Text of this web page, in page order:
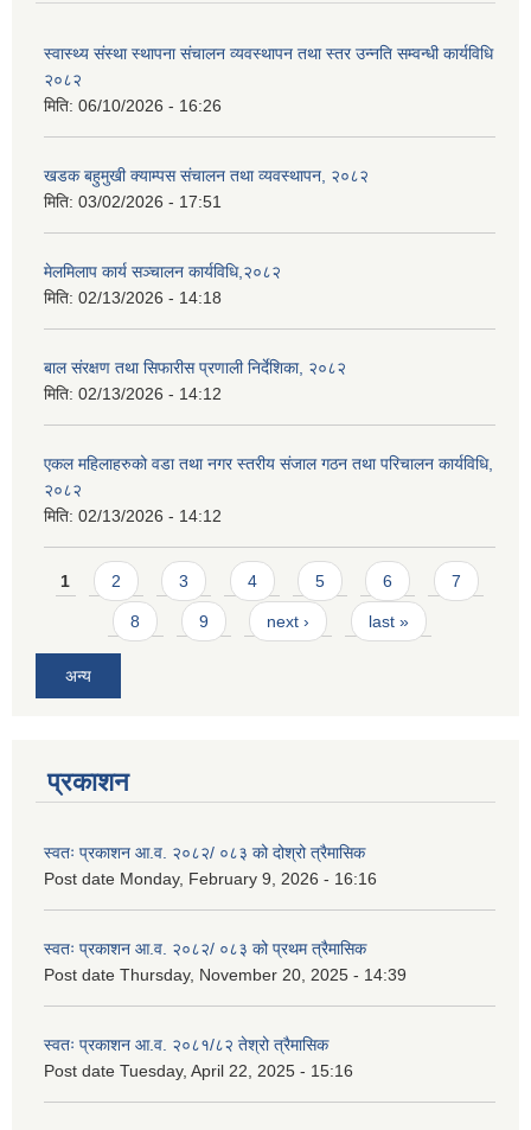
स्वास्थ्य संस्था स्थापना संचालन व्यवस्थापन तथा स्तर उन्नति सम्वन्धी कार्यविधि
२०८२
मिति: 06/10/2026 - 16:26
खडक बहुमुखी क्याम्पस संचालन तथा व्यवस्थापन, २०८२
मिति: 03/02/2026 - 17:51
मेलमिलाप कार्य सञ्चालन कार्यविधि,२०८२
मिति: 02/13/2026 - 14:18
बाल संरक्षण तथा सिफारीस प्रणाली निर्देशिका, २०८२
मिति: 02/13/2026 - 14:12
एकल महिलाहरुको वडा तथा नगर स्तरीय संजाल गठन तथा परिचालन कार्यविधि,
२०८२
मिति: 02/13/2026 - 14:12
Pages
1 2 3 4 5 6 7
8 9 next › last »
अन्य
प्रकाशन
स्वतः प्रकाशन आ.व. २०८२/ ०८३ को दोश्रो त्रैमासिक
Post date Monday, February 9, 2026 - 16:16
स्वतः प्रकाशन आ.व. २०८२/ ०८३ को प्रथम त्रैमासिक
Post date Thursday, November 20, 2025 - 14:39
स्वतः प्रकाशन आ.व. २०८१/८२ तेश्रो त्रैमासिक
Post date Tuesday, April 22, 2025 - 15:16